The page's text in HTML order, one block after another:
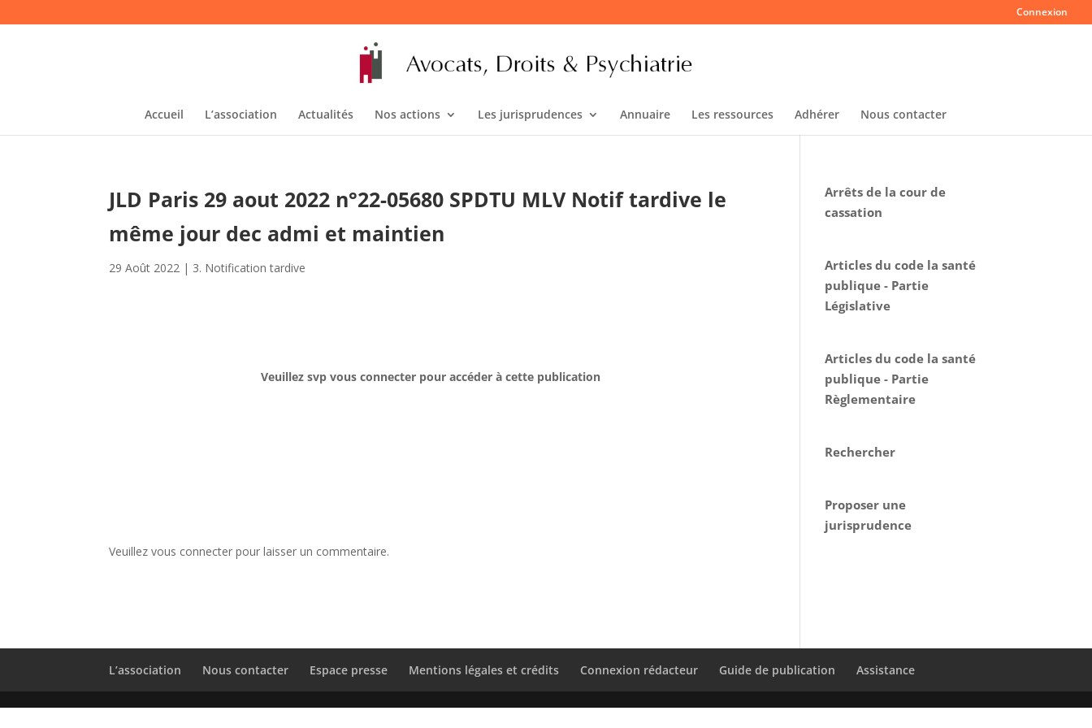
Connexion
Accueil L’association Actualités Nos actions Les jurisprudences Annuaire Les ressources Adhérer Nous contacter
JLD Paris 29 aout 2022 n°22-05680 SPDTU MLV Notif tardive le
même jour dec admi et maintien
29 Août 2022 | 3. Notification tardive
Veuillez svp vous connecter pour accéder à cette publication
Veuillez vous connecter pour laisser un commentaire.
Arrêts de la cour de
cassation
Articles du code la santé
publique - Partie
Législative
Articles du code la santé
publique - Partie
Règlementaire
Rechercher
Proposer une
jurisprudence
L’association Nous contacter Espace presse Mentions légales et crédits Connexion rédacteur Guide de publication Assistance